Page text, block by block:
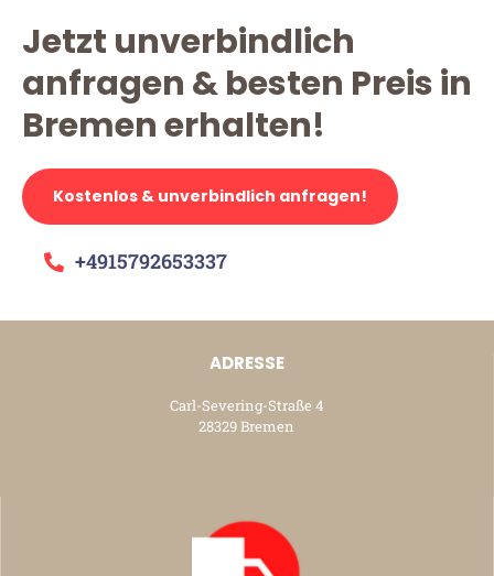
Jetzt unverbindlich
anfragen & besten Preis in
Bremen erhalten!
Kostenlos & unverbindlich anfragen!
+4915792653337
ADRESSE
Carl-Severing-Straße 4
28329 Bremen